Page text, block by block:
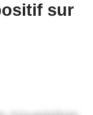
sur